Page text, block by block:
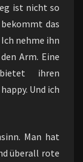
ist nicht so
das
nehme ihn
Arm. Eine
ihren
Und ich
Man hat
überall rote